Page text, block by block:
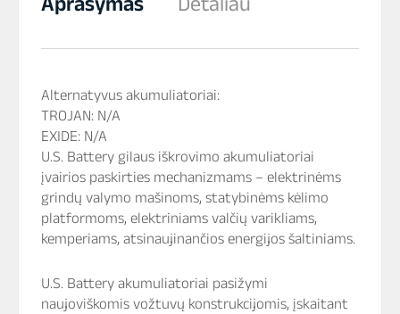
Alternatyvus akumuliatoriai:
TROJAN: N/A
EXIDE: N/A
U.S. Battery gilaus iškrovimo akumuliatoriai
įvairios paskirties mechanizmams – elektrinėms
grindų valymo mašinoms, statybinėms kėlimo
platformoms, elektriniams valčių varikliams,
kemperiams, atsinaujinančios energijos šaltiniams.
U.S. Battery akumuliatoriai pasižymi
naujoviškomis vožtuvų konstrukcijomis, įskaitant